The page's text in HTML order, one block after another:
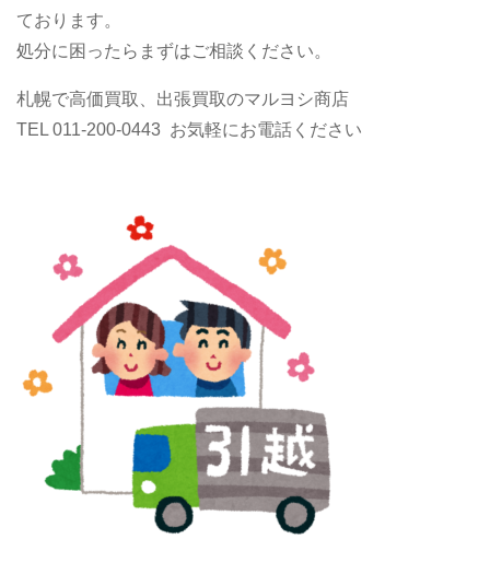
ております。
処分に困ったらまずはご相談ください。
札幌で高価買取、出張買取のマルヨシ商店
TEL 011-200-0443 お気軽にお電話ください